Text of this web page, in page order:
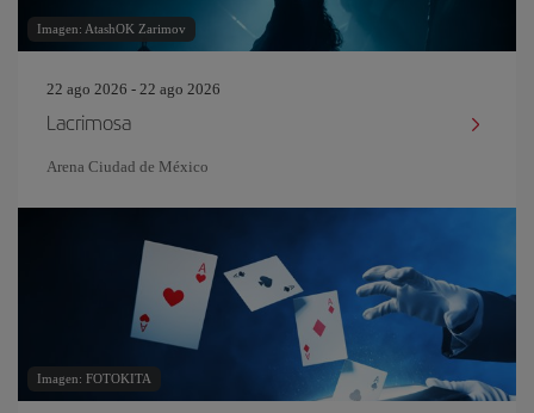
Imagen: AtashOK Zarimov
22 ago 2026 - 22 ago 2026
Lacrimosa
Arena Ciudad de México
Imagen: FOTOKITA